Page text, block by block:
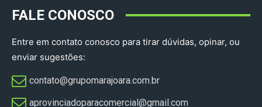
FALE CONOSCO
Entre em contato conosco para tirar dúvidas, opinar, ou
enviar sugestões:
contato@grupomarajoara.com.br
aprovinciadoparacomercial@gmail.com​